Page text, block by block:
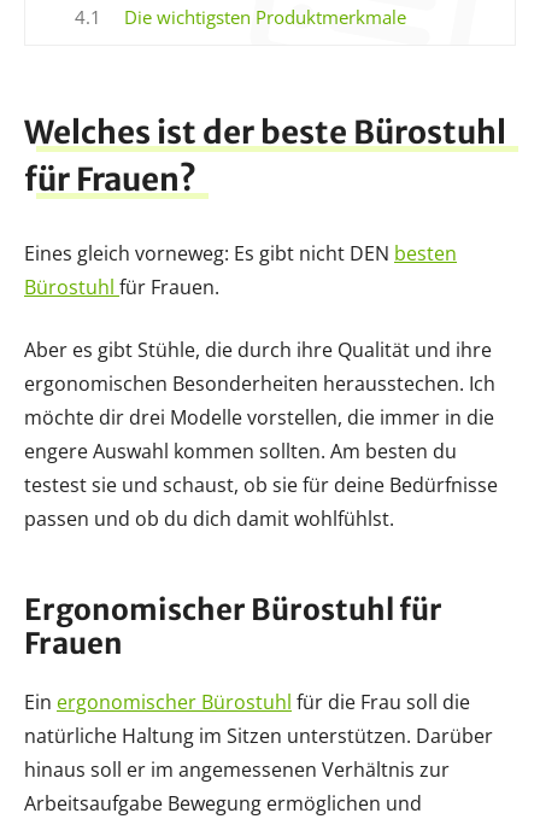
4.1
Die wichtigsten Produktmerkmale
Welches ist der beste Bürostuhl
für Frauen?
Eines gleich vorneweg: Es gibt nicht DEN besten
Bürostuhl für Frauen.
Aber es gibt Stühle, die durch ihre Qualität und ihre
ergonomischen Besonderheiten herausstechen. Ich
möchte dir drei Modelle vorstellen, die immer in die
engere Auswahl kommen sollten. Am besten du
testest sie und schaust, ob sie für deine Bedürfnisse
passen und ob du dich damit wohlfühlst.
Ergonomischer Bürostuhl für
Frauen
Ein ergonomischer Bürostuhl für die Frau soll die
natürliche Haltung im Sitzen unterstützen. Darüber
hinaus soll er im angemessenen Verhältnis zur
Arbeitsaufgabe Bewegung ermöglichen und